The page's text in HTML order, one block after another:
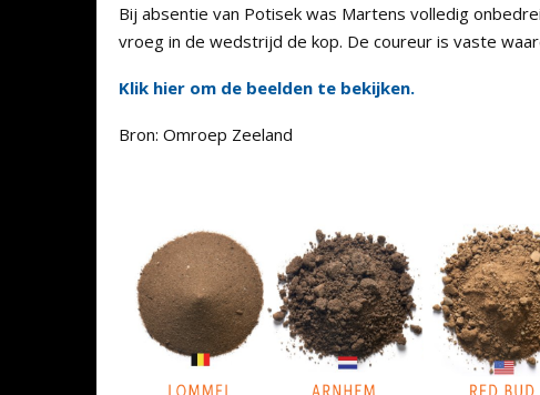
Bij absentie van Potisek was Martens volledig
vroeg in de wedstrijd de kop. De coureur is vaste
Klik hier om de beelden te bekijken.
Bron: Omroep Zeeland